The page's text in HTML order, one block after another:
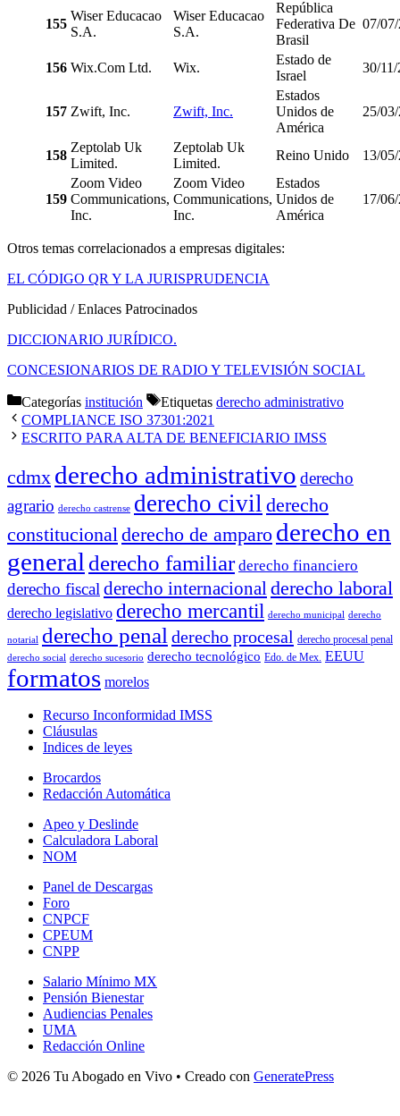
155
Wiser Educacao
S.A.
Wiser Educacao
S.A.
República
Federativa De
Brasil
07/
156 Wix.Com Ltd. Wix.
Estado de
Israel
30/
157 Zwift, Inc. Zwift, Inc.
Estados
Unidos de
América
25/
158
Zeptolab Uk
Limited.
Zeptolab Uk
Limited.
Reino Unido 13/
159
Zoom Video
Communications,
Inc.
Zoom Video
Communications,
Inc.
Estados
Unidos de
América
17/
Otros temas correlacionados a empresas digitales:
EL CÓDIGO QR Y LA JURISPRUDENCIA
Publicidad / Enlaces Patrocinados
DICCIONARIO JURÍDICO.
CONCESIONARIOS DE RADIO Y TELEVISIÓN SOCIAL
Categorías institución Etiquetas derecho administrativo
COMPLIANCE ISO 37301:2021
ESCRITO PARA ALTA DE BENEFICIARIO IMSS
cdmx derecho administrativo derecho
agrario derecho castrense derecho civil derecho
constitucionalderecho de amparo derecho en
general derecho familiar derecho financiero
derecho fiscal derecho internacionalderecho laboral
derecho legislativo derecho mercantil derecho municipal derecho
notarial derecho penal derecho procesal derecho procesal penal
derecho social derecho sucesorio derecho tecnológico Edo. de Mex. EEUU
formatos morelos
Recurso Inconformidad IMSS
Cláusulas
Indices de leyes
Brocardos
Redacción Automática
Apeo y Deslinde
Calculadora Laboral
NOM
Panel de Descargas
Foro
CNPCF
CPEUM
CNPP
Salario Mínimo MX
Pensión Bienestar
Audiencias Penales
UMA
Redacción Online
© 2026 Tu Abogado en Vivo • Creado con GeneratePress